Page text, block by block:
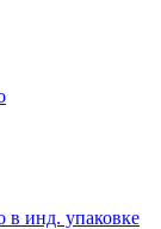
в инд. упаковке